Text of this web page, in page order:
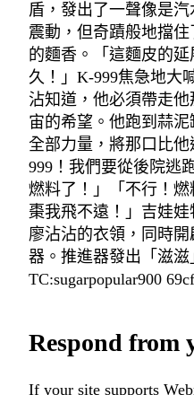
盾，發出了一聲像是
震動，但奇蹟般地擋
的麵香。「這麵皮的
久！」K-999焦急地大
沾知道，他必須帶走
宙的希望。他跑到蒜
全部力量，將那口比
999！我們要從後院逃
燃料了！」「不行！
棗我飛不遠！」吉娃
廖沾沾的衣領，同時
器。推進器發出「滋滋
TC:sugarpopular900
Respond from
If your site supports